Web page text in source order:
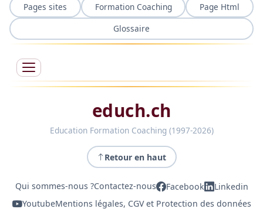
Pages sites Formation Coaching
Page Html
Glossaire
educh.ch
Education Formation Coaching (1997-2026)
Retour en haut
Qui sommes-nous ?Contactez-nous Facebook
Linkedin
YoutubeMentions légales, CGV et Protection des données